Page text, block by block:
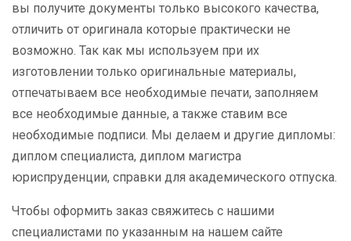
вы получите документы только высокого качества,
отличить от оригинала которые практически не
возможно. Так как мы используем при их
изготовлении только оригинальные материалы,
отпечатываем все необходимые печати, заполняем
все необходимые данные, а также ставим все
необходимые подписи. Мы делаем и другие дипломы:
диплом специалиста, диплом магистра
юриспруденции, справки для академического отпуска.
Чтобы оформить заказ свяжитесь с нашими
специалистами по указанным на нашем сайте